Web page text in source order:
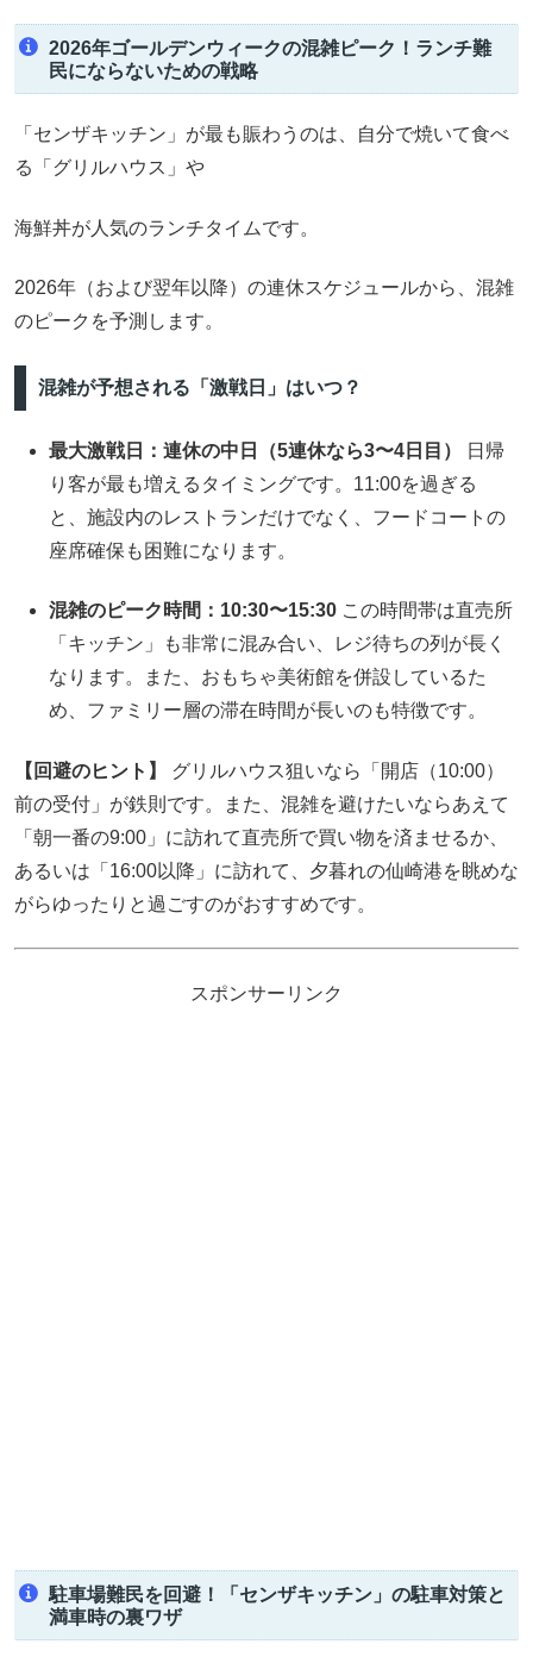
2026年ゴールデンウィークの混雑ピーク！ランチ難
民にならないための戦略
「センザキッチン」が最も賑わうのは、自分で焼いて食べ
る「グリルハウス」や
海鮮丼が人気のランチタイムです。
2026年（および翌年以降）の連休スケジュールから、混雑
のピークを予測します。
混雑が予想される「激戦日」はいつ？
最大激戦日：連休の中日（5連休なら3〜4日目）
日帰
り客が最も増えるタイミングです。11:00を過ぎる
と、施設内のレストランだけでなく、フードコートの
座席確保も困難になります。
混雑のピーク時間：10:30〜15:30 この時間帯は直売所
「キッチン」も非常に混み合い、レジ待ちの列が長く
なります。また、おもちゃ美術館を併設しているた
め、ファミリー層の滞在時間が長いのも特徴です。
【回避のヒント】
グリルハウス狙いなら「開店（10:00）
前の受付」が鉄則です。また、混雑を避けたいならあえて
「朝一番の9:00」に訪れて直売所で買い物を済ませるか、
あるいは「16:00以降」に訪れて、夕暮れの仙崎港を眺めな
がらゆったりと過ごすのがおすすめです。
スポンサーリンク
駐車場難民を回避！「センザキッチン」の駐車対策と
満車時の裏ワザ